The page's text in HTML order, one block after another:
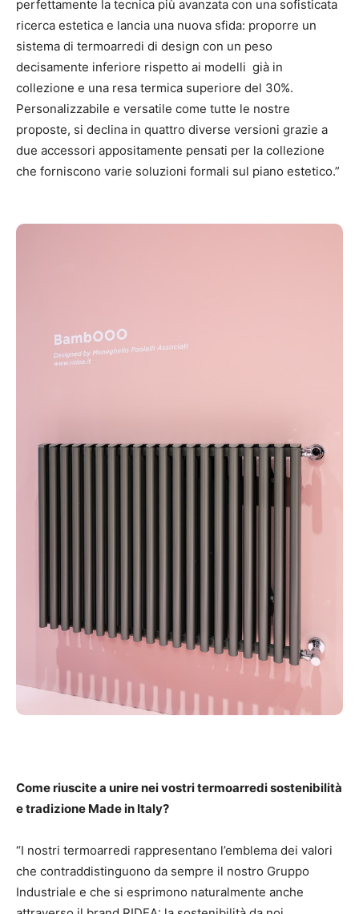
perfettamente la tecnica più avanzata con una sofisticata
ricerca estetica e lancia una nuova sfida: proporre un
sistema di termoarredi di design con un peso
decisamente inferiore rispetto ai modelli già in
collezione e una resa termica superiore del 30%.
Personalizzabile e versatile come tutte le nostre
proposte, si declina in quattro diverse versioni grazie a
due accessori appositamente pensati per la collezione
che forniscono varie soluzioni formali sul piano estetico.”
Come riuscite a unire nei vostri termoarredi sostenibilità
e tradizione Made in Italy?
“I nostri termoarredi rappresentano l’emblema dei valori
che contraddistinguono da sempre il nostro Gruppo
Industriale e che si esprimono naturalmente anche